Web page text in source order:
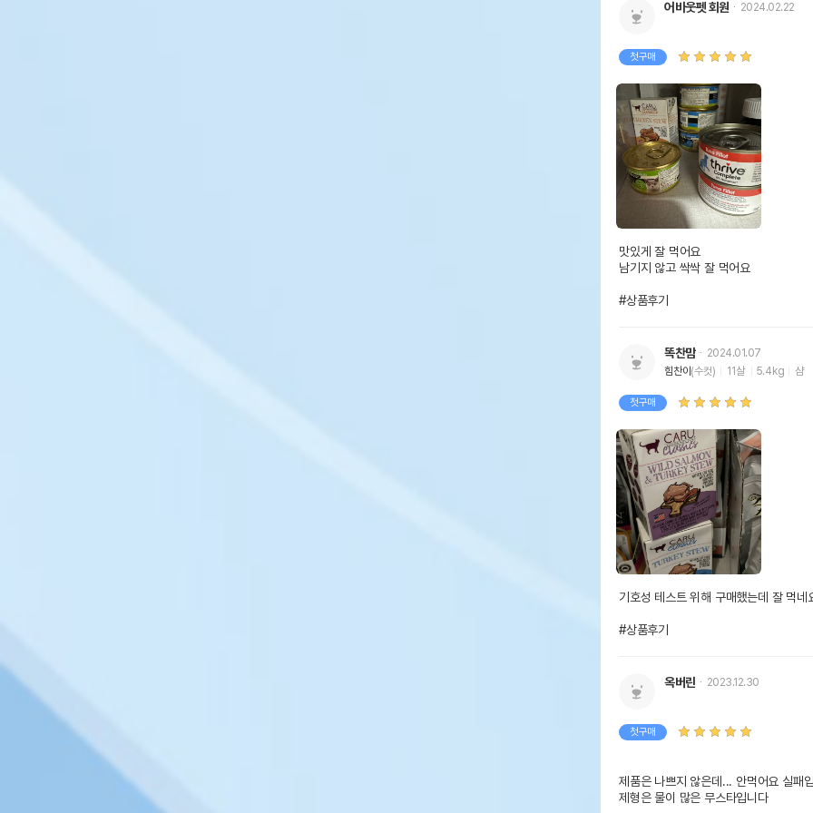
어바웃펫 회원 2024.02.22
첫구매
맛있게 잘 먹어요
남기지 않고 싹싹 잘 먹어요
#상품후기
똑찬맘
2024.01.07
힘찬이(수컷) 11살 5.4kg 샴
첫구매
기호성 테스트 위해 구매했는데 잘 먹네
#상품후기
옥버린 2023.12.30
첫구매
제품은 나쁘지 않은데... 안먹어요 실패
제형은 물이 많은 무스타입니다